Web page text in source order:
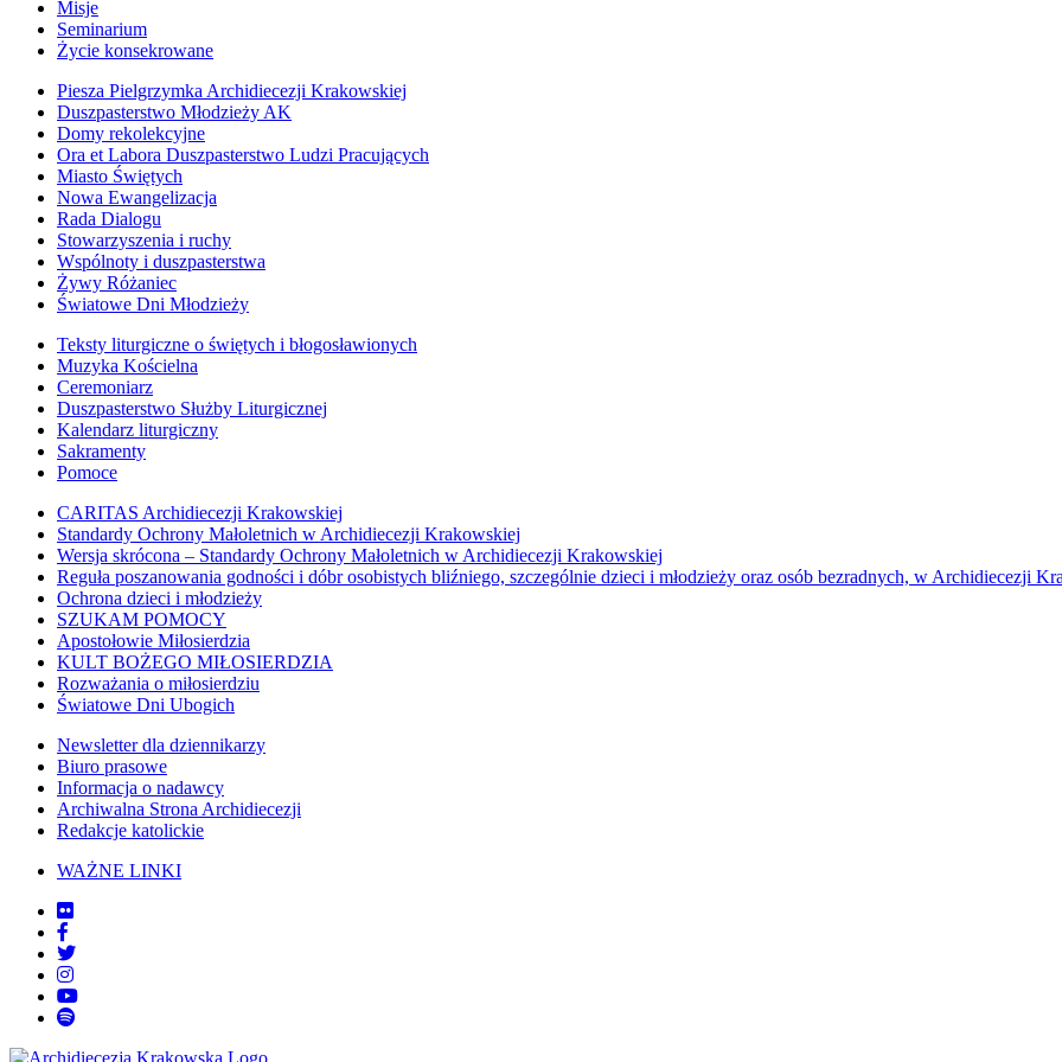
Misje
Seminarium
Życie konsekrowane
Piesza Pielgrzymka Archidiecezji Krakowskiej
Duszpasterstwo Młodzieży AK
Domy rekolekcyjne
Ora et Labora Duszpasterstwo Ludzi Pracujących
Miasto Świętych
Nowa Ewangelizacja
Rada Dialogu
Stowarzyszenia i ruchy
Wspólnoty i duszpasterstwa
Żywy Różaniec
Światowe Dni Młodzieży
Teksty liturgiczne o świętych i błogosławionych
Muzyka Kościelna
Ceremoniarz
Duszpasterstwo Służby Liturgicznej
Kalendarz liturgiczny
Sakramenty
Pomoce
CARITAS Archidiecezji Krakowskiej
Standardy Ochrony Małoletnich w Archidiecezji Krakowskiej
Wersja skrócona – Standardy Ochrony Małoletnich w Archidiecezji Krakowskiej
Reguła poszanowania godności i dóbr osobistych bliźniego, szczególnie dzieci i młodzieży oraz osób bezradnych, w Archidiecezji
Ochrona dzieci i młodzieży
SZUKAM POMOCY
Apostołowie Miłosierdzia
KULT BOŻEGO MIŁOSIERDZIA
Rozważania o miłosierdziu
Światowe Dni Ubogich
Newsletter dla dziennikarzy
Biuro prasowe
Informacja o nadawcy
Archiwalna Strona Archidiecezji
Redakcje katolickie
WAŻNE LINKI